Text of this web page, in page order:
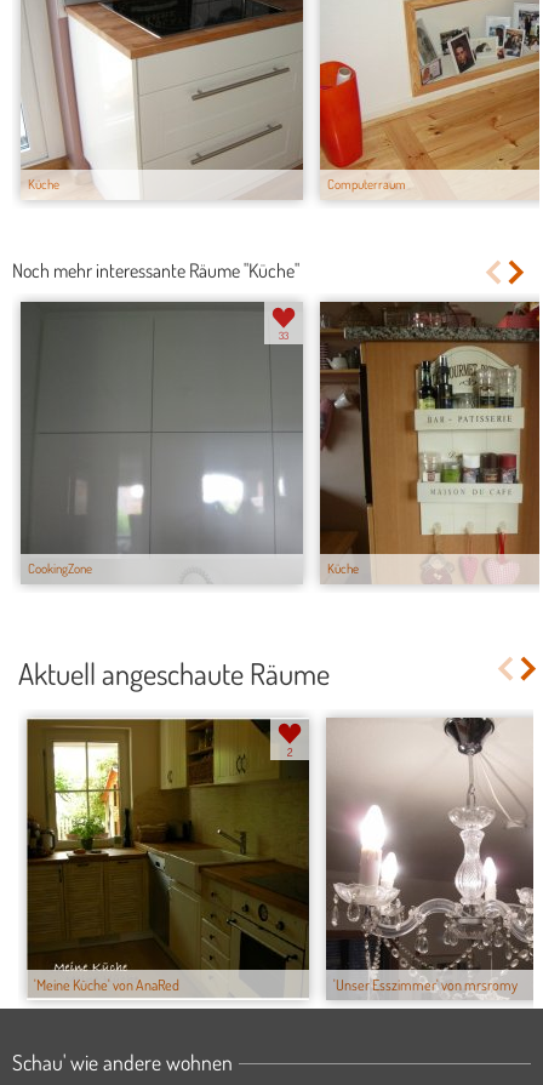
Küche Computerraum
Noch mehr interessante Räume "Küche"
CookingZone
33
Küche
Aktuell angeschaute Räume
'Meine Küche' von AnaRed
2
'Unser Esszimmer' von mrsromy
Schau' wie andere wohnen